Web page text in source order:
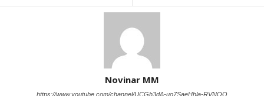
Novinar MM
https://www.youtube.com/channel/UCGh3dA-uo7SaeHhla-RVNQQ